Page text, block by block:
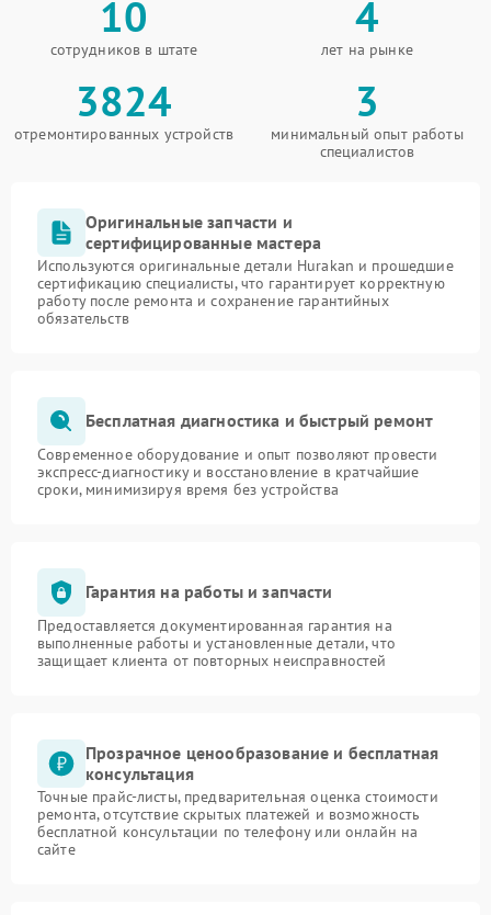
10
сотрудников в штате
4
лет на рынке
3824
отремонтированных устройств
3
минимальный опыт работы
специалистов
Оригинальные запчасти и
сертифицированные мастера
Используются оригинальные детали Hurakan и прошедшие
сертификацию специалисты, что гарантирует корректную
работу после ремонта и сохранение гарантийных
обязательств
Бесплатная диагностика и быстрый ремонт
Современное оборудование и опыт позволяют провести
экспресс-диагностику и восстановление в кратчайшие
сроки, минимизируя время без устройства
Гарантия на работы и запчасти
Предоставляется документированная гарантия на
выполненные работы и установленные детали, что
защищает клиента от повторных неисправностей
Прозрачное ценообразование и бесплатная
консультация
Точные прайс-листы, предварительная оценка стоимости
ремонта, отсутствие скрытых платежей и возможность
бесплатной консультации по телефону или онлайн на
сайте